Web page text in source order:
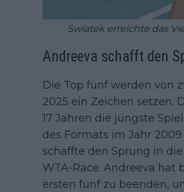
Swiatek erreichte das
Andreeva schafft den
Die Top fünf werden von
2025 ein Zeichen setzen.
17 Jahren die jüngste
des Formats im Jahr
schaffte den Sprung in
WTA-Race. Andreeva hat
ersten fünf zu beenden,